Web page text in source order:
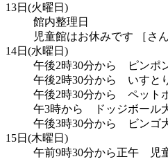
13日(火曜日)
館内整理日
児童館はお休みです ［さ
14日(水曜日)
午後2時30分から ピンポ
午後2時30分から いすと
午後2時30分から ペット
午3時から ドッジボール
午後3時30分から ビンゴ
15日(木曜日)
午前9時30分から正午 児